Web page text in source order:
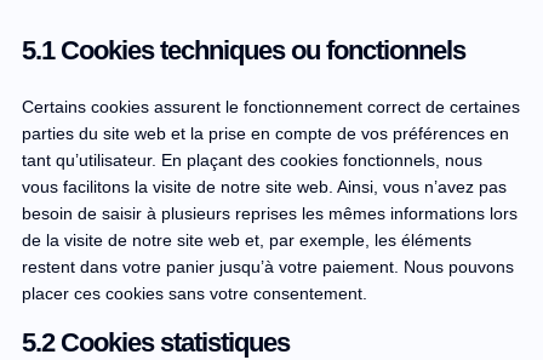
5.1 Cookies techniques ou fonctionnels
Certains cookies assurent le fonctionnement correct de certaines
parties du site web et la prise en compte de vos préférences en
tant qu’utilisateur. En plaçant des cookies fonctionnels, nous
vous facilitons la visite de notre site web. Ainsi, vous n’avez pas
besoin de saisir à plusieurs reprises les mêmes informations lors
de la visite de notre site web et, par exemple, les éléments
restent dans votre panier jusqu’à votre paiement. Nous pouvons
placer ces cookies sans votre consentement.
5.2 Cookies statistiques